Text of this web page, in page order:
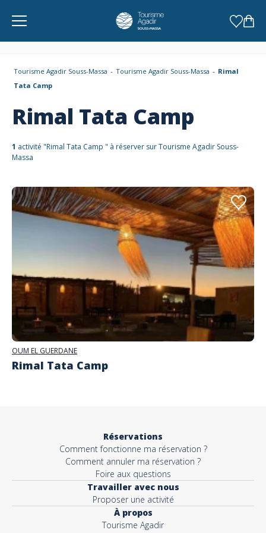
Tourisme Agadir Souss-Massa Tourisme Agadir Souss-Massa
Rimal
Tata Camp
Rimal Tata Camp
1 activité "Rimal Tata Camp " à réserver sur Tourisme Agadir Souss-
Massa
OUM EL GUERDANE
Rimal Tata Camp
Réservations
Comment fonctionne ma réservation ?
Comment annuler ma réservation ?
Foire aux questions
Travailler avec nous
Proposer une activité
À propos
Tourisme Agadir